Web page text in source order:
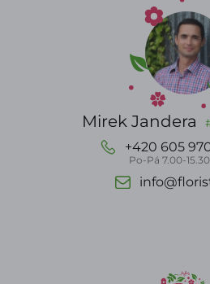
Mirek Jandera
+420 605
Po-Pá 7.00-